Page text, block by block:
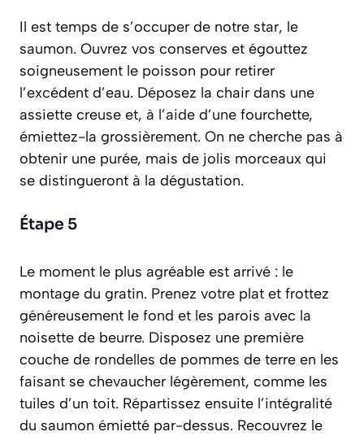
Il est temps de s’occuper de notre star, le
saumon. Ouvrez vos conserves et égouttez
soigneusement le poisson pour retirer
l’excédent d’eau. Déposez la chair dans une
assiette creuse et, à l’aide d’une fourchette,
émiettez-la grossièrement. On ne cherche pas à
obtenir une purée, mais de jolis morceaux qui
se distingueront à la dégustation.
Étape 5
Le moment le plus agréable est arrivé : le
montage du gratin. Prenez votre plat et frottez
généreusement le fond et les parois avec la
noisette de beurre. Disposez une première
couche de rondelles de pommes de terre en les
faisant se chevaucher légèrement, comme les
tuiles d’un toit. Répartissez ensuite l’intégralité
du saumon émietté par-dessus. Recouvrez le